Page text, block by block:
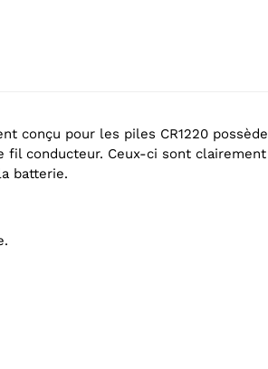
conçu pour les piles CR1220 possède
fil conducteur. Ceux-ci sont clairement
batterie.